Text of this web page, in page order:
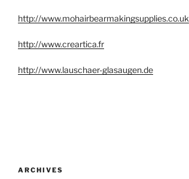
http://www.mohairbearmakingsupplies.co.uk
http://www.creartica.fr
http://www.lauschaer-glasaugen.de
ARCHIVES